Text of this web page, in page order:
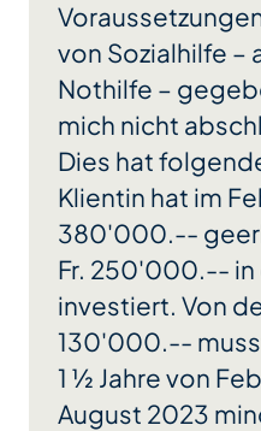
von Sozialhilfe –
Nothilfe –
mich nicht
Dies hat
Klientin hat im
380'000.--
Fr. 250'000.-- in
investiert. Von
130'000.--
1 ½ Jahre von
August 2023